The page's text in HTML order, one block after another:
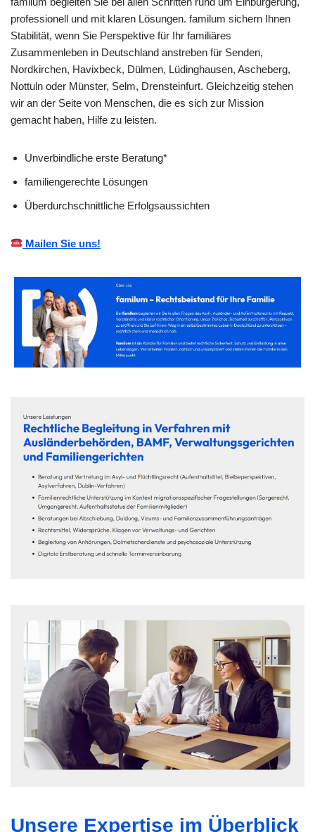
professionell und mit klaren Lösungen. familum sichern Ihnen
Stabilität, wenn Sie Perspektive für Ihr familiäres
Zusammenleben in Deutschland anstreben für Senden,
Nordkirchen, Havixbeck, Dülmen, Lüdinghausen, Ascheberg,
Nottuln oder Münster, Selm, Drensteinfurt. Gleichzeitig stehen
wir an der Seite von Menschen, die es sich zur Mission
gemacht haben, Hilfe zu leisten.
Unverbindliche erste Beratung*
familiengerechte Lösungen
Überdurchschnittliche Erfolgsaussichten
Mailen Sie uns!
Unsere Expertise im Überblick